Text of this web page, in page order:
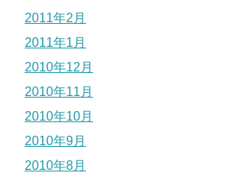
2011年2月
2011年1月
2010年12月
2010年11月
2010年10月
2010年9月
2010年8月